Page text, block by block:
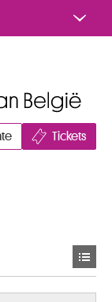
Tickets